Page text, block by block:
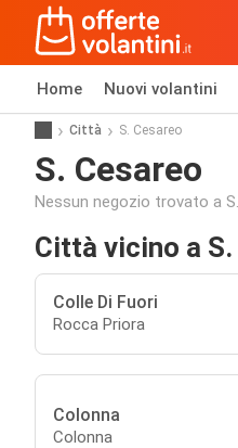
Home Nuovi volantini
Città S. Cesareo
S. Cesareo
Nessun negozio trovato a
Città vicino a
Colle Di Fuori
Rocca Priora
Colonna
Colonna